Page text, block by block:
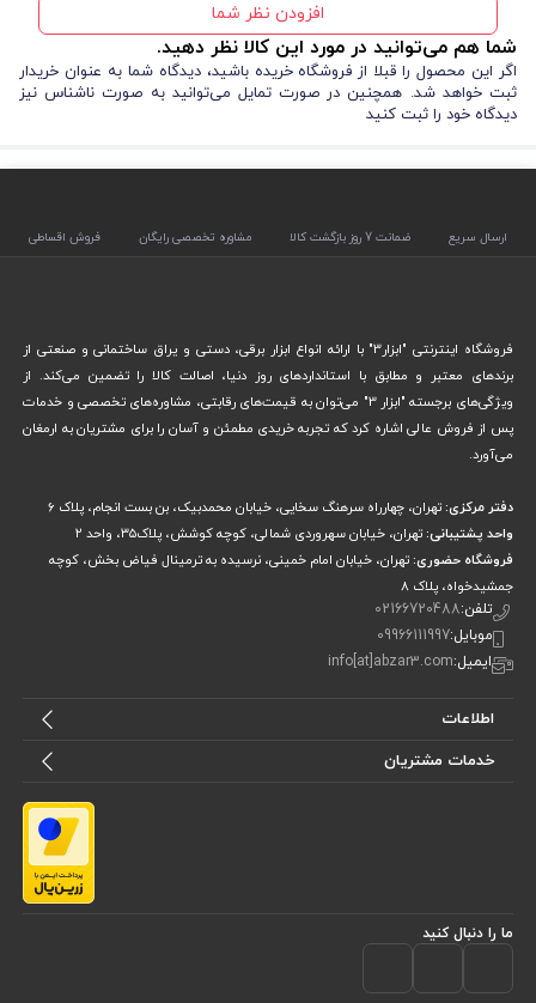
افزودن نظر شما
شما هم می‌توانید در مورد این کالا نظر دهید.
اگر این محصول را قبلا از فروشگاه خریده باشید، دیدگاه شما به عنوان خریدار
ثبت خواهد شد. همچنین در صورت تمایل می‌توانید به صورت ناشناس نیز
دیدگاه خود را ثبت کنید
ارسال سریع ضمانت 7 روز بازگشت کالا مشاوره تخصصی رایگان فروش اقساطی
فروشگاه اینترنتی "ابزار3" با ارائه انواع ابزار برقی، دستی و یراق ساختمانی و صنعتی از
برندهای معتبر و مطابق با استانداردهای روز دنیا، اصالت کالا را تضمین می‌کند. از
ویژگی‌های برجسته "ابزار 3" می‌توان به قیمت‌های رقابتی، مشاوره‌های تخصصی و خدمات
پس از فروش عالی اشاره کرد که تجربه خریدی مطمئن و آسان را برای مشتریان به ارمغان
می‌آورد.
دفتر مرکزی:تهران، چهارراه سرهنگ سخایی، خیابان محمدبیک، بن بست انجام، پلاک 6
واحد پشتیبانی:تهران، خیابان سهروردی شمالی، کوچه کوشش، پلاک۳۵، واحد ۲
فروشگاه حضوری:تهران، خیابان امام خمینی، نرسیده به ترمینال فیاض بخش، کوچه
جمشیدخواه، پلاک ۸
تلفن:02166720488
موبایل:09966111997
ایمیل:info[at]abzar3.com
اطلاعات
خدمات مشتریان
ما را دنبال کنید